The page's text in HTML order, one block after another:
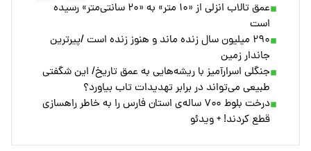
عمق تالاب انزلی از «۱۰ متر» به «۲۰ سانتی‌متر» رسیده
است
۲۹۰ میلیون سال زنده ماند و هنوز زنده است /پیرترین
جاندار زمین
جنگلی اسرارآمیز با ریشه‌هایی به عمق تاریخ/ این شگفتی
طبیعی می‌تواند در برابر تهدیدات تاب بیاورد؟
درخت بلوط ۷۰۰ ساله‌ی استان فارس را به خاطر راهسازی
قطع کردند! + ویدئو